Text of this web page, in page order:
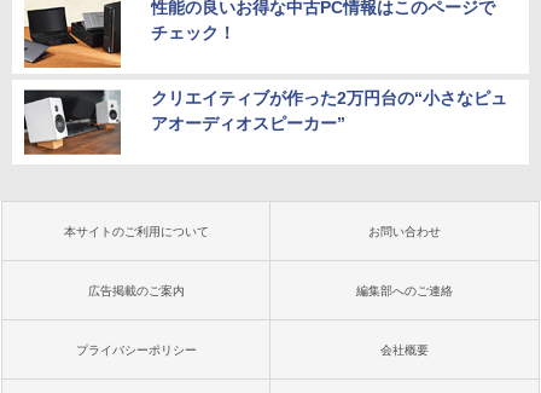
性能の良いお得な中古PC情報はこのページで
チェック！
クリエイティブが作った2万円台の“小さなピュ
アオーディオスピーカー”
本サイトのご利用について お問い合わせ
広告掲載のご案内 編集部へのご連絡
プライバシーポリシー 会社概要